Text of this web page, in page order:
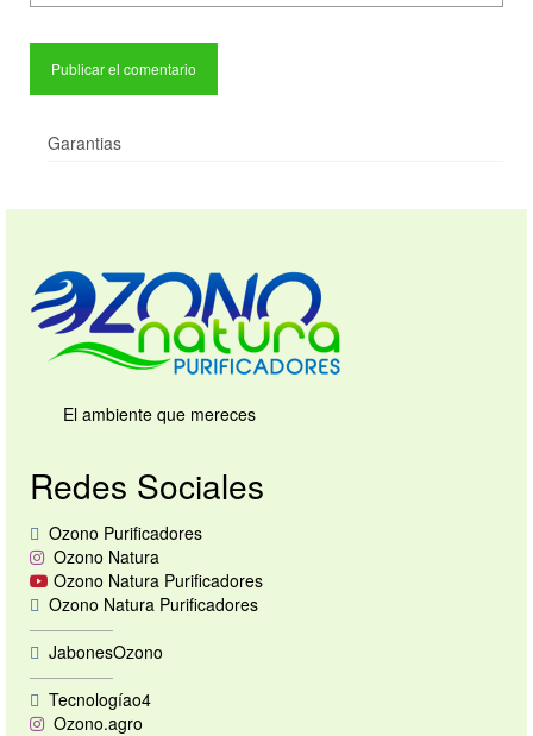
Garantias
El ambiente que mereces
Redes Sociales
Ozono Purificadores
Ozono Natura
Ozono Natura Purificadores
Ozono Natura Purificadores
—————
JabonesOzono
—————
Tecnologíao4
Ozono.agro